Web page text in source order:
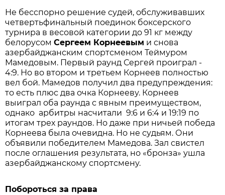
Не бесспорно решение судей, обслуживавших
четвертьфинальный поединок боксерского
турнира в весовой категории до 91 кг между
белорусомСергеем Корнеевым и снова
азербайджанским спортсменом Теймуром
Мамедовым. Первый раунд Сергей проиграл -
4:9. Но во втором и третьем Корнеев полностью
вел бой. Мамедов получил два предупреждения:
то есть плюс два очка Корнееву. Корнеев
выиграл оба раунда с явным преимуществом,
однако арбитры насчитали 9:6 и 6:4 и 19:19 по
итогам трех раундов. Но даже при ничьей победа
Корнеева была очевидна. Но не судьям. Они
объявили победителем Мамедова. Зал свистел
после оглашения результата, но «бронза» ушла
азербайджанскому спортсмену.
Побороться за права